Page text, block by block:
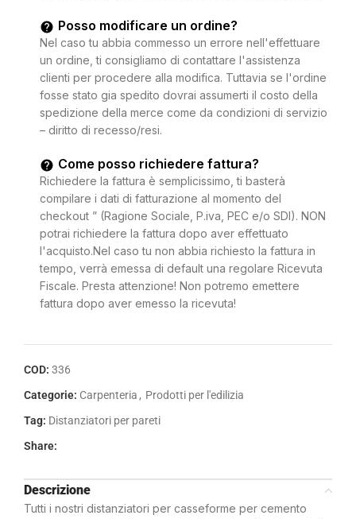
Posso modificare un ordine?
Nel caso tu abbia commesso un errore nell'effettuare
un ordine, ti consigliamo di contattare l'assistenza
clienti per procedere alla modifica. Tuttavia se l'ordine
fosse stato gia spedito dovrai assumerti il costo della
spedizione della merce come da condizioni di servizio
– diritto di recesso/resi.
Come posso richiedere fattura?
Richiedere la fattura è semplicissimo, ti basterà
compilare i dati di fatturazione al momento del
checkout ” (Ragione Sociale, P.iva, PEC e/o SDI). NON
potrai richiedere la fattura dopo aver effettuato
l'acquisto.Nel caso tu non abbia richiesto la fattura in
tempo, verrà emessa di default una regolare Ricevuta
Fiscale. Presta attenzione! Non potremo emettere
fattura dopo aver emesso la ricevuta!
COD: 336
Categorie: Carpenteria , Prodotti per l'edilizia
Tag: Distanziatori per pareti
Share:
Descrizione
Tutti i nostri distanziatori per casseforme per cemento